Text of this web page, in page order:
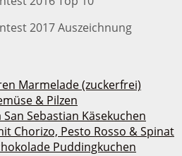
Marmelade (zuckerfrei)
& Pilzen
Sebastian Käsekuchen
Chorizo, Pesto Rosso & Spinat
Puddingkuchen